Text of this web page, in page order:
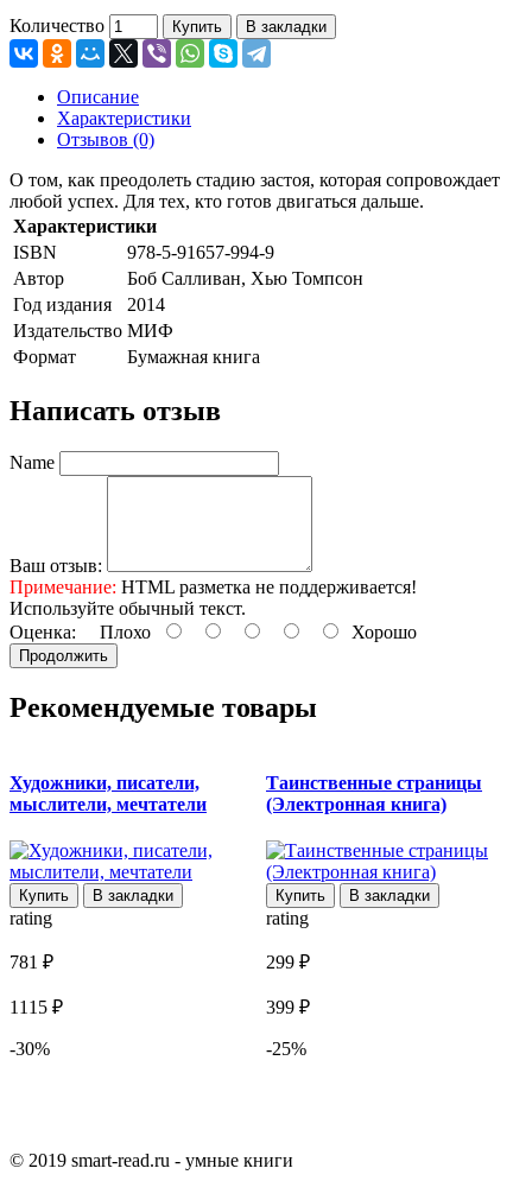
Количество Купить В закладки
Описание
Характеристики
Отзывов (0)
О том, как преодолеть стадию застоя, которая сопровождает
любой успех. Для тех, кто готов двигаться дальше.
Характеристики
ISBN
978-5-91657-994-9
Автор
Боб Салливан, Хью Томпсон
Год издания
2014
Издательство МИФ
Формат
Бумажная книга
Написать отзыв
Name
Ваш отзыв:
Примечание: HTML разметка не поддерживается!
Используйте обычный текст.
Оценка: Плохо Хорошо
Продолжить
Рекомендуемые товары
Художники, писатели,
мыслители, мечтатели
Купить В закладки
rating
781 ₽
1115 ₽
-30%
Таинственные страницы
(Электронная книга)
Купить В закладки
rating
299 ₽
399 ₽
-25%
© 2019 smart-read.ru - умные книги